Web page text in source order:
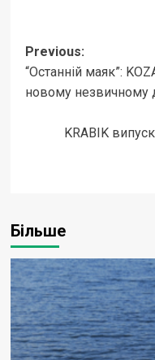
Post
navigation
Previous:
“Останній маяк”:
новому незвичному
KRABIK
Більше